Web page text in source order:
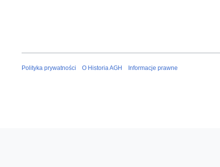
Polityka prywatności O Historia AGH Informacje prawne